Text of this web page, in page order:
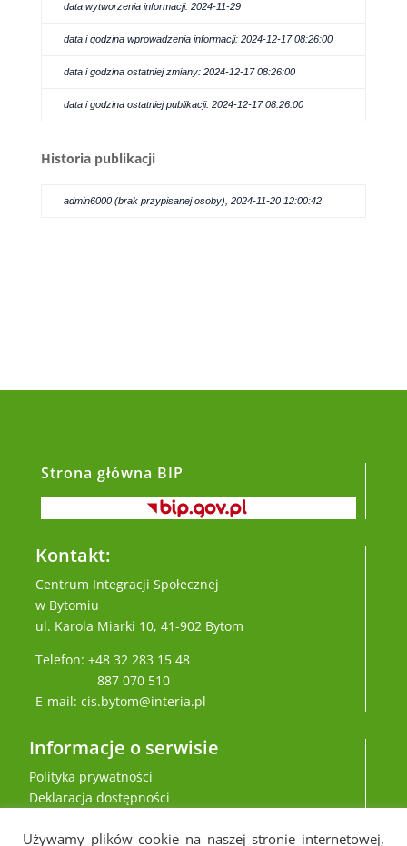
data wytworzenia informacji: 2024-11-29
data i godzina wprowadzenia informacji: 2024-12-17 08:26:00
data i godzina ostatniej zmiany: 2024-12-17 08:26:00
data i godzina ostatniej publikacji: 2024-12-17 08:26:00
Historia publikacji
admin6000 (brak przypisanej osoby), 2024-11-20 12:00:42
Strona główna BIP
Kontakt:
Centrum Integracji Społecznej
w Bytomiu
ul. Karola Miarki 10, 41-902 Bytom
Telefon: +48 32 283 15 48
887 070 510
E-mail: cis.bytom@interia.pl
Informacje o serwisie
Polityka prywatności
Deklaracja dostępności
Używamy plików cookie na naszej stronie internetowej,